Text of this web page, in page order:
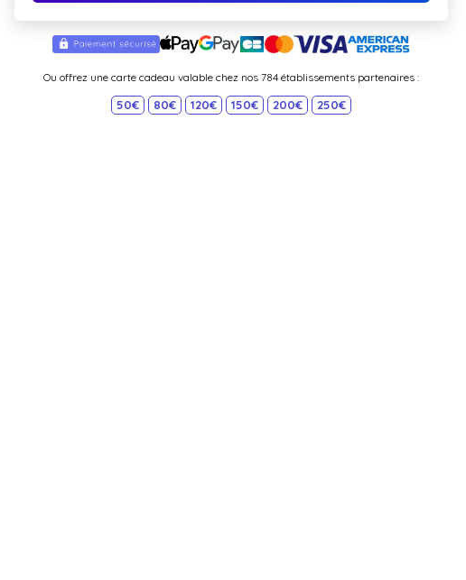
Ou offrez une carte cadeau valable chez nos 784 établissements partenaires :
50€ 80€ 120€ 150€ 200€ 250€